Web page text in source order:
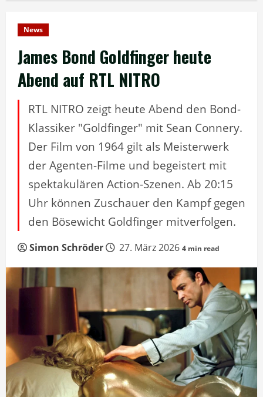
News
James Bond Goldfinger heute
Abend auf RTL NITRO
RTL NITRO zeigt heute Abend den Bond-
Klassiker "Goldfinger" mit Sean Connery.
Der Film von 1964 gilt als Meisterwerk
der Agenten-Filme und begeistert mit
spektakulären Action-Szenen. Ab 20:15
Uhr können Zuschauer den Kampf gegen
den Bösewicht Goldfinger mitverfolgen.
Simon Schröder 27. März 2026 4 min read